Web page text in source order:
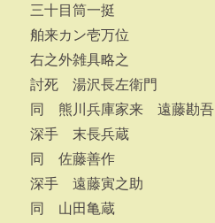
三十目筒一挺
舶来カン壱万位
右之外雑具略之
討死 湯沢長左衛門
同 熊川兵庫家来 遠藤勘吾
深手 末長兵蔵
同 佐藤善作
深手 遠藤寅之助
同 山田亀蔵